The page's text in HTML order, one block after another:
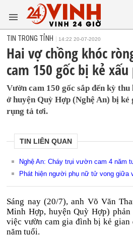
TIN TRONG TỈNH 14:22 20-07-2020
Hai vợ chồng khóc
cam 150 gốc bị kẻ
Vườn cam 150 gốc sắp đến kỳ
ở huyện Quỳ Hợp (Nghệ An) bị
rụng tả tơi.
TIN LIÊN QUAN
Nghệ An: Cháy trụi vườn cam 4 năm
Phát hiện người phụ nữ tử vong giữa
Sáng nay (20/7), anh Võ Văn
Minh Hợp, huyện Quỳ Hợp)
việc vườn cam gia đình bị kẻ gian
năm tuổi.